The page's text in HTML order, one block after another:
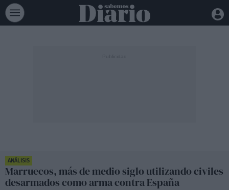
ANÁLISIS
Marruecos, más de medio siglo utilizando civiles
desarmados como arma contra España